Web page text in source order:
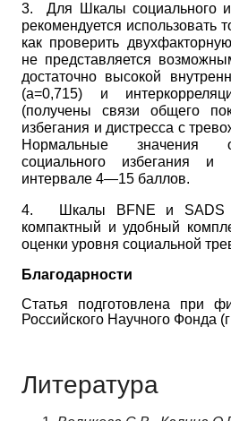
3.
Для Шкалы социального
рекомендуется использовать
как проверить
не представляется
достаточно высокой
(а=0,715) и
(получены связи общего
избегания и дистресса с
Нормальные значения
социального избегания
интервале 4—15 баллов.
4. Шкалы BFNE и SADS
компактный и удобный
оценки уровня социальной
Благодарности
Статья подготовлена при
Российского Научного Фонда
Литература